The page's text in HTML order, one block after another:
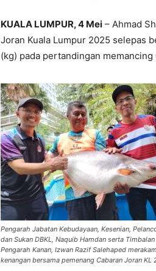
KUALA LUMPUR, 4 Mei – Ahmad
Joran Kuala Lumpur 2025 selepas
(kg) pada pertandingan
Pengarah Jabatan Kebudayaan, Kesenian,
dan Sukan DBKL, Naquib Hamdan serta Timbalan
Pengarah Kanan, Izwan Razif Salehaped
kenangan bersama pemenang Cabaran Joran KL